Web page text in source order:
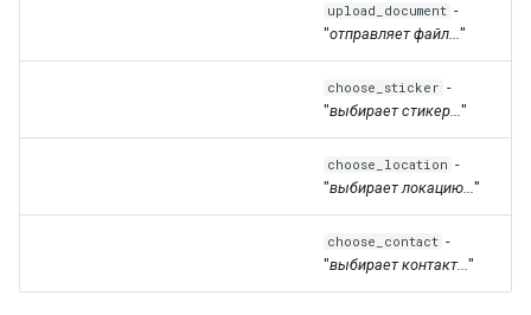
upload_document -
"отправляет файл..."
choose_sticker -
"выбирает стикер..."
choose_location -
"выбирает локацию..."
choose_contact -
"выбирает контакт..."